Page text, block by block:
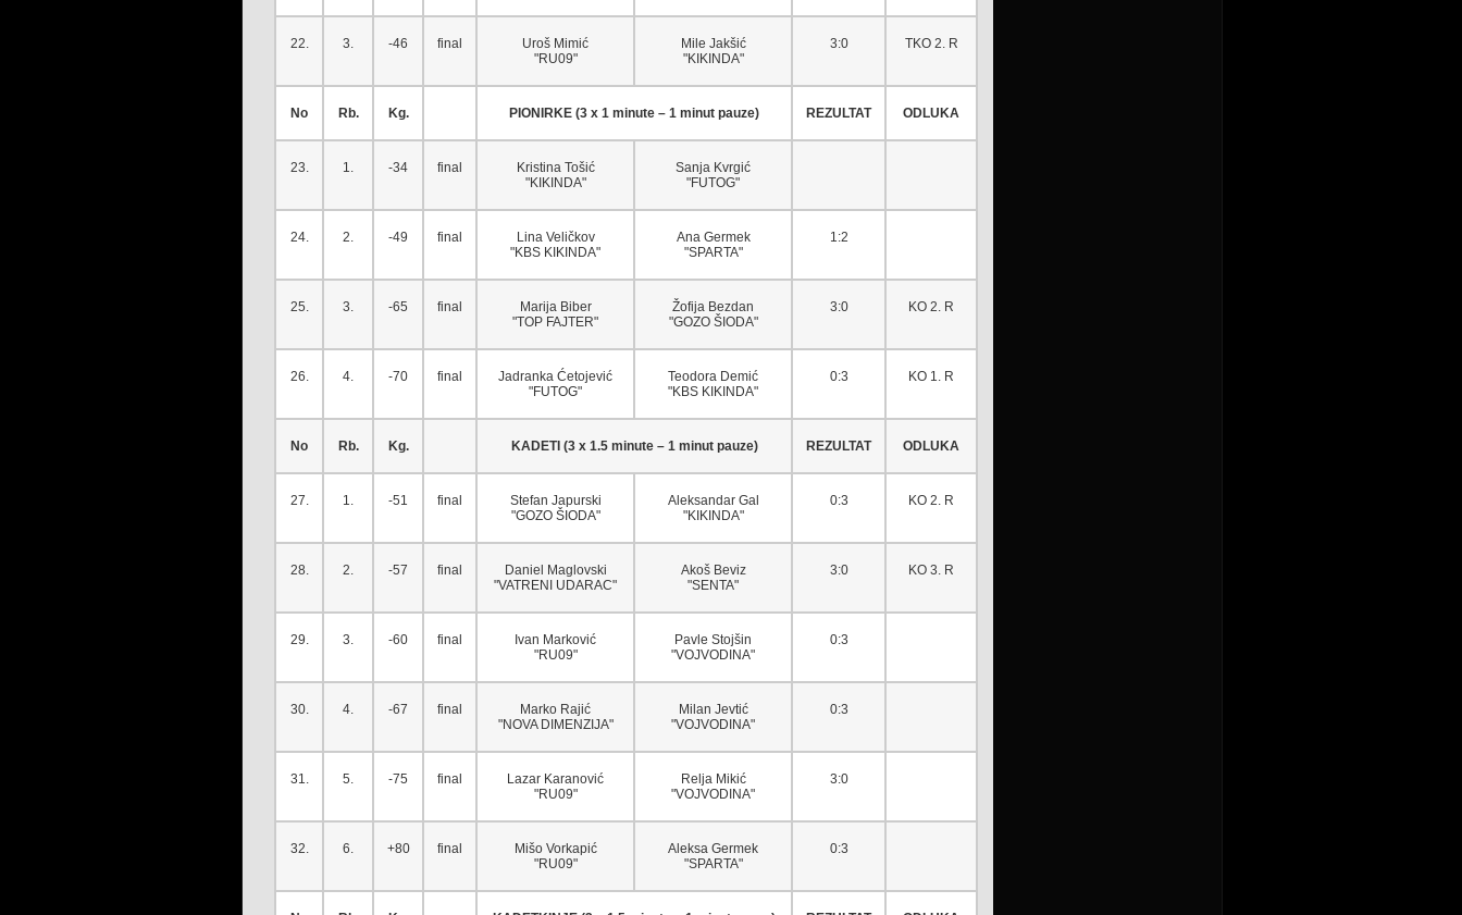
22. 3. -46 final
Uroš Mimić
"RU09"
Mile Jakšić
"KIKINDA"
3:0 TKO 2. R
No Rb. Kg. PIONIRKE (3 x 1 minute – 1 minut pauze) REZULTAT ODLUKA
23. 1. -34 final
Kristina Tošić
"KIKINDA"
Sanja Kvrgić
"FUTOG"
24. 2. -49 final
Lina Veličkov
"KBS KIKINDA"
Ana Germek
"SPARTA"
1:2
25. 3. -65 final
Marija Biber
"TOP FAJTER"
Žofija Bezdan
"GOZO ŠIODA"
3:0 KO 2. R
26. 4. -70 final
Jadranka Ćetojević
"FUTOG"
Teodora Demić
"KBS KIKINDA"
0:3 KO 1. R
No Rb. Kg. KADETI (3 x 1.5 minute – 1 minut pauze) REZULTAT ODLUKA
27. 1. -51 final
Stefan Japurski
"GOZO ŠIODA"
Aleksandar Gal
"KIKINDA"
0:3 KO 2. R
28. 2. -57 final
Daniel Maglovski
"VATRENI UDARAC"
Akoš Beviz
"SENTA"
3:0 KO 3. R
29. 3. -60 final
Ivan Marković
"RU09"
Pavle Stojšin
"VOJVODINA"
0:3
30. 4. -67 final
Marko Rajić
"NOVA DIMENZIJA"
Milan Jevtić
"VOJVODINA"
0:3
31. 5. -75 final
Lazar Karanović
"RU09"
Relja Mikić
"VOJVODINA"
3:0
32. 6. +80 final
Mišo Vorkapić
"RU09"
Aleksa Germek
"SPARTA"
0:3